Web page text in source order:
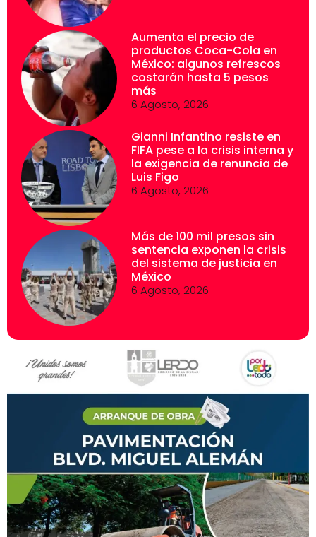
Aumenta el precio de
productos Coca-Cola en
México: algunos refrescos
costarán hasta 5 pesos
más
6 Agosto, 2026
Gianni Infantino resiste en
FIFA pese a la crisis interna y
la exigencia de renuncia de
Luis Figo
6 Agosto, 2026
Más de 100 mil presos sin
sentencia exponen la crisis
del sistema de justicia en
México
6 Agosto, 2026